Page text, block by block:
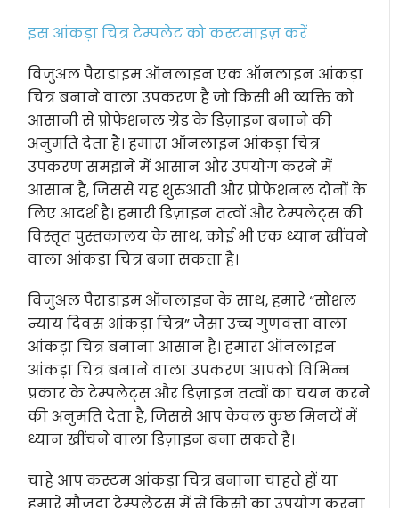
इस आंकड़ा चित्र टेम्पलेट को कस्टमाइज़ करें
विजुअल पैराडाइम ऑनलाइन एक ऑनलाइन आंकड़ा
चित्र बनाने वाला उपकरण है जो किसी भी व्यक्ति को
आसानी से प्रोफेशनल ग्रेड के डिज़ाइन बनाने की
अनुमति देता है। हमारा ऑनलाइन आंकड़ा चित्र
उपकरण समझने में आसान और उपयोग करने में
आसान है, जिससे यह शुरुआती और प्रोफेशनल दोनों के
लिए आदर्श है। हमारी डिज़ाइन तत्वों और टेम्पलेट्स की
विस्तृत पुस्तकालय के साथ, कोई भी एक ध्यान खींचने
वाला आंकड़ा चित्र बना सकता है।
विजुअल पैराडाइम ऑनलाइन के साथ, हमारे “सोशल
न्याय दिवस आंकड़ा चित्र” जैसा उच्च गुणवत्ता वाला
आंकड़ा चित्र बनाना आसान है। हमारा ऑनलाइन
आंकड़ा चित्र बनाने वाला उपकरण आपको विभिन्न
प्रकार के टेम्पलेट्स और डिज़ाइन तत्वों का चयन करने
की अनुमति देता है, जिससे आप केवल कुछ मिनटों में
ध्यान खींचने वाला डिज़ाइन बना सकते हैं।
चाहे आप कस्टम आंकड़ा चित्र बनाना चाहते हों या